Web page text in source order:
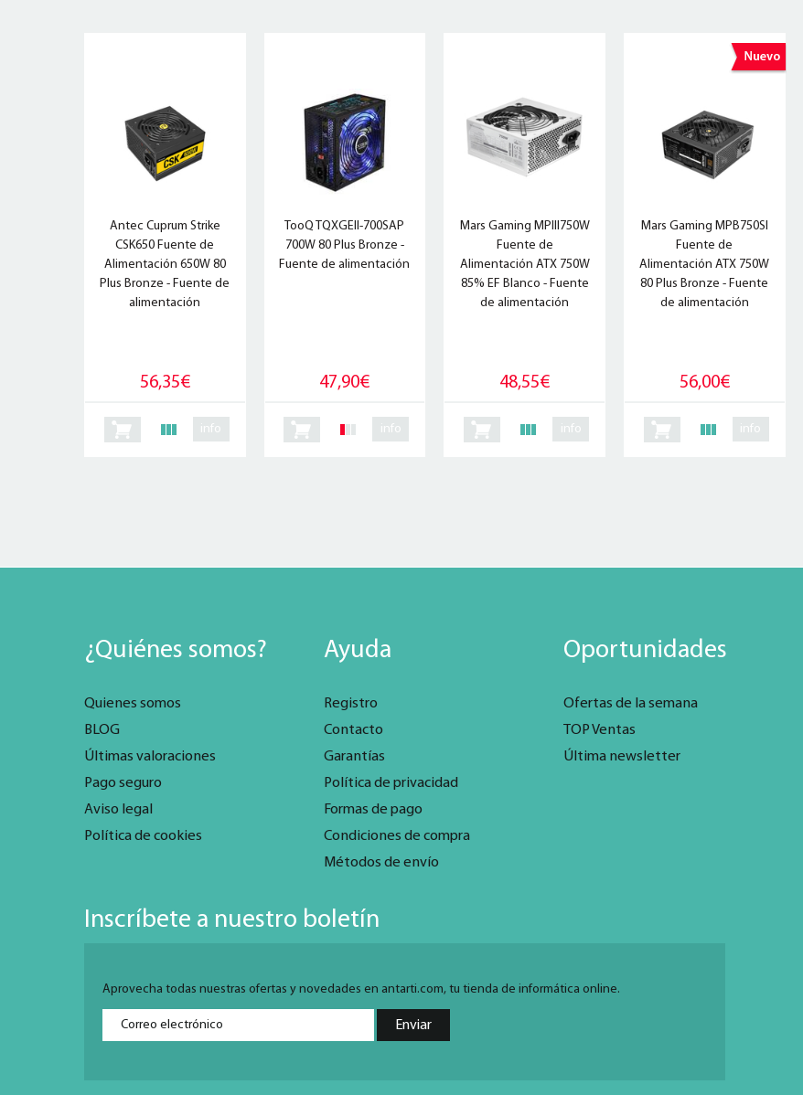
Antec Cuprum Strike
CSK650 Fuente de
Alimentación 650W 80
Plus Bronze - Fuente de
alimentación
56,35€
info
TooQ TQXGEII-700SAP
700W 80 Plus Bronze -
Fuente de alimentación
47,90€
info
Mars Gaming MPIII750W
Fuente de
Alimentación ATX 750W
85% EF Blanco - Fuente
de alimentación
48,55€
info
Mars Gaming MPB750SI
Fuente de
Alimentación ATX 750W
80 Plus Bronze - Fuente
de alimentación
56,00€
info
¿Quiénes somos?
Quienes somos
BLOG
Últimas valoraciones
Pago seguro
Aviso legal
Política de cookies
Ayuda
Registro
Contacto
Garantías
Política de privacidad
Formas de pago
Condiciones de compra
Métodos de envío
Oportunidades
Ofertas de la semana
TOP Ventas
Última newsletter
Inscríbete a nuestro boletín
Aprovecha todas nuestras ofertas y novedades en antarti.com, tu tienda de informática online.